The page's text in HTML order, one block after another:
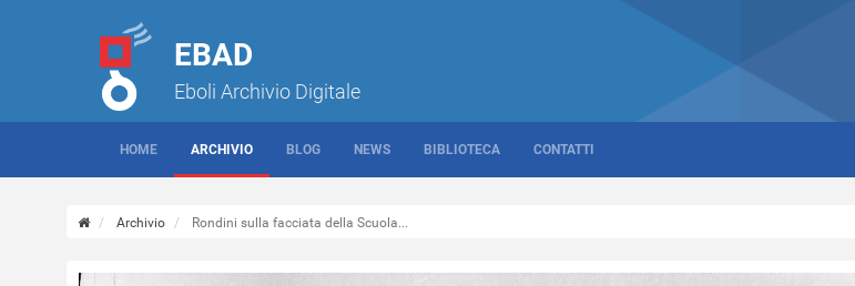
EBAD
Eboli Archivio Digitale
HOME ARCHIVIO BLOG NEWS BIBLIOTECA CONTATTI
Archivio Rondini sulla facciata della Scuola...